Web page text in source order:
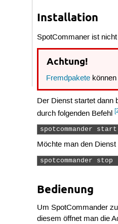
Installation
SpotCommaner ist
Achtung!
Fremdpakete
Der Dienst startet dann
durch folgenden Befehl
spotcommander start
Möchte man den
spotcommander stop
Bedienung
Um SpotCommander
diesem öffnet man die